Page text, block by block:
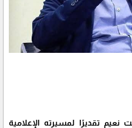
نعيم تقديرًا لمسيرته الإعلامية